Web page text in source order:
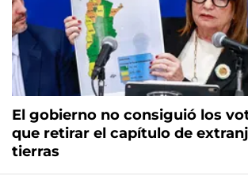
El gobierno no consiguió los
que retirar el capítulo de
tierras